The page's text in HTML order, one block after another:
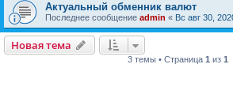
Актуальный обменник валют
Последнее сообщение admin « Вс авг 30,
Новая тема
3 темы • Страница 1 из 1